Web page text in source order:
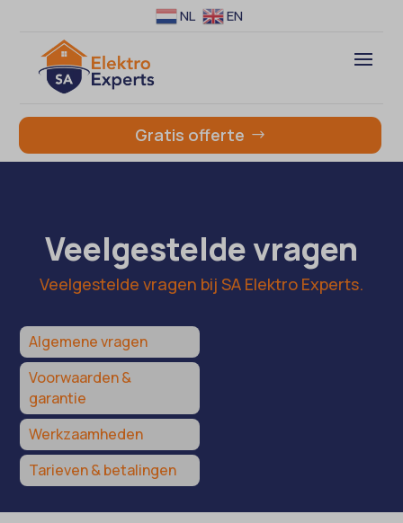
NL EN
Gratis offerte
Veelgestelde vragen
Veelgestelde vragen bij SA Elektro Experts.
Algemene vragen
Voorwaarden &
garantie
Werkzaamheden
Tarieven & betalingen